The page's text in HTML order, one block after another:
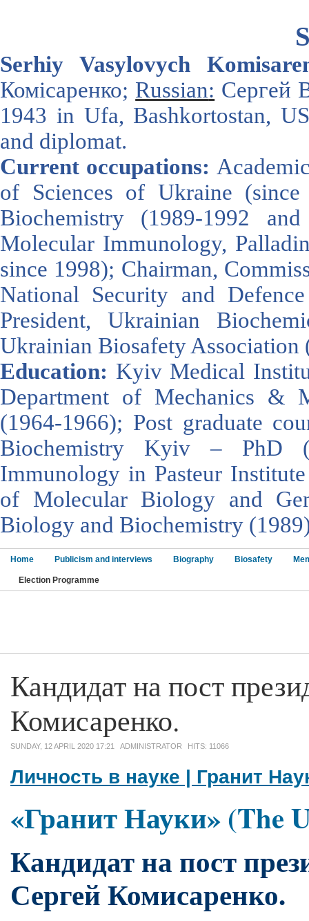
Serhiy Vasylovych
Комісаренко; Russian: Сергей
1943 in Ufa, Bashkortostan,
and diplomat.
Current occupations:
of Sciences of Ukraine
Biochemistry (1989-1992
Molecular Immunology,
since 1998); Chairman,
National Security and
President, Ukrainian
Ukrainian Biosafety Association
Education: Kyiv Medical
Department of Mechanics &
(1964-1966); Post graduate
Biochemistry Kyiv – PhD
Immunology in Pasteur
of Molecular Biology and
Biology and Biochemistry
Home Publicism and interviews Biography Biosafety
Election Programme
Кандидат на пост
Комисаренко.
SUNDAY, 12 APRIL 2020 17:21 ADMINISTRATOR HITS: 11066
Личность в науке | Гранит
«Гранит Науки» (The
Кандидат на пост
Сергей Комисаренко.